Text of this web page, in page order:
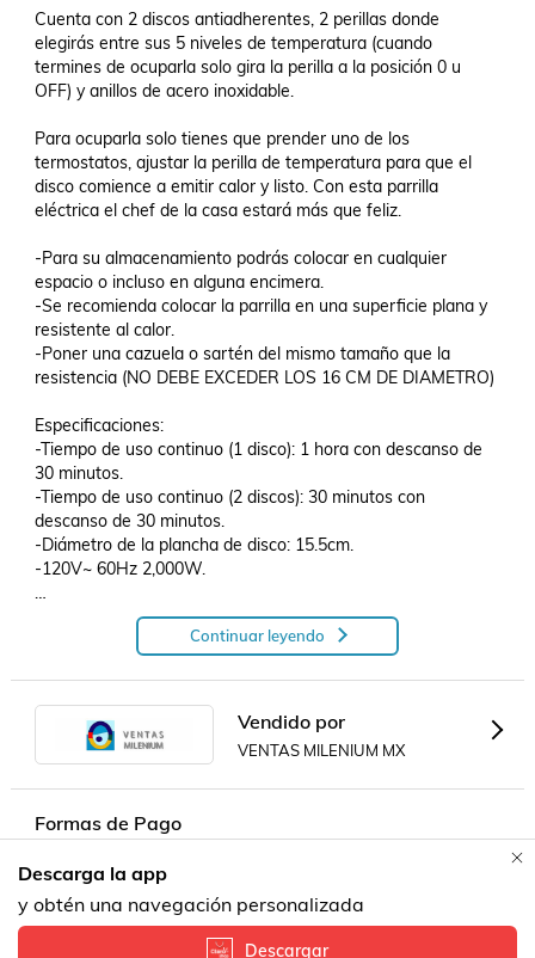
Cuenta con 2 discos antiadherentes, 2 perillas donde
elegirás entre sus 5 niveles de temperatura (cuando
termines de ocuparla solo gira la perilla a la posición 0 u
OFF) y anillos de acero inoxidable.
Para ocuparla solo tienes que prender uno de los
termostatos, ajustar la perilla de temperatura para que el
disco comience a emitir calor y listo. Con esta parrilla
eléctrica el chef de la casa estará más que feliz.
-Para su almacenamiento podrás colocar en cualquier
espacio o incluso en alguna encimera.
-Se recomienda colocar la parrilla en una superficie plana y
resistente al calor.
-Poner una cazuela o sartén del mismo tamaño que la
resistencia (NO DEBE EXCEDER LOS 16 CM DE DIAMETRO)
Especificaciones:
-Tiempo de uso continuo (1 disco): 1 hora con descanso de
30 minutos.
-Tiempo de uso continuo (2 discos): 30 minutos con
descanso de 30 minutos.
-Diámetro de la plancha de disco: 15.5cm.
-120V~ 60Hz 2,000W.
GARANTÍA: 30 días de Garantía total en defectos de fábrica,
para ello es indispensable presentar el producto original, en
ocasionados por descuidos, mal uso o negligencia del
usuario. Recuerda que en VENTAS MILENIUM nuestros
productos son revisados minuciosamente antes de ser
enviados. .
Continuar leyendo
Vendido por
VENTAS MILENIUM MX
Formas de Pago
Descarga la app
y obtén una navegación personalizada
Descargar